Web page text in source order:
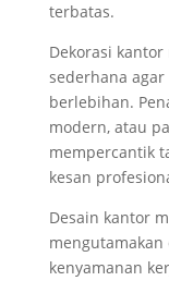
terbatas.
Dekorasi
sederhana
berlebihan.
modern, atau
mempercantik
kesan
Desain kantor
kenyamanan